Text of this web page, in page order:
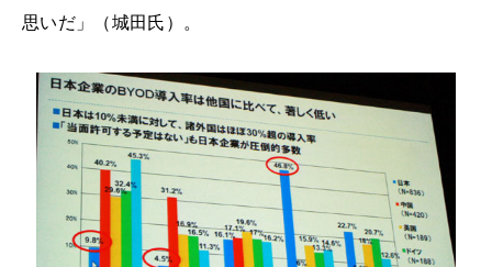
思いだ」（城田氏）。